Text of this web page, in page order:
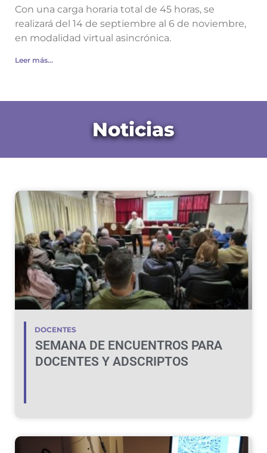
Con una carga horaria total de 45 horas, se
realizará del 14 de septiembre al 6 de noviembre,
en modalidad virtual asincrónica.
Leer más...
Noticias
DOCENTES
SEMANA DE ENCUENTROS PARA
DOCENTES Y ADSCRIPTOS